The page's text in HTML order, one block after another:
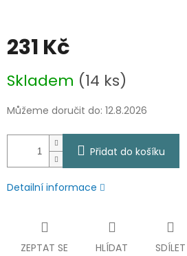
231 Kč
cena:
Skladem (14 ks)
Můžeme doručit do: 12.8.2026
Přidat do košíku
Detailní informace
ZEPTAT SE HLÍDAT SDÍLET